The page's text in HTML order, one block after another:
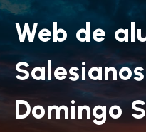
Web de
Salesianos
Domingo